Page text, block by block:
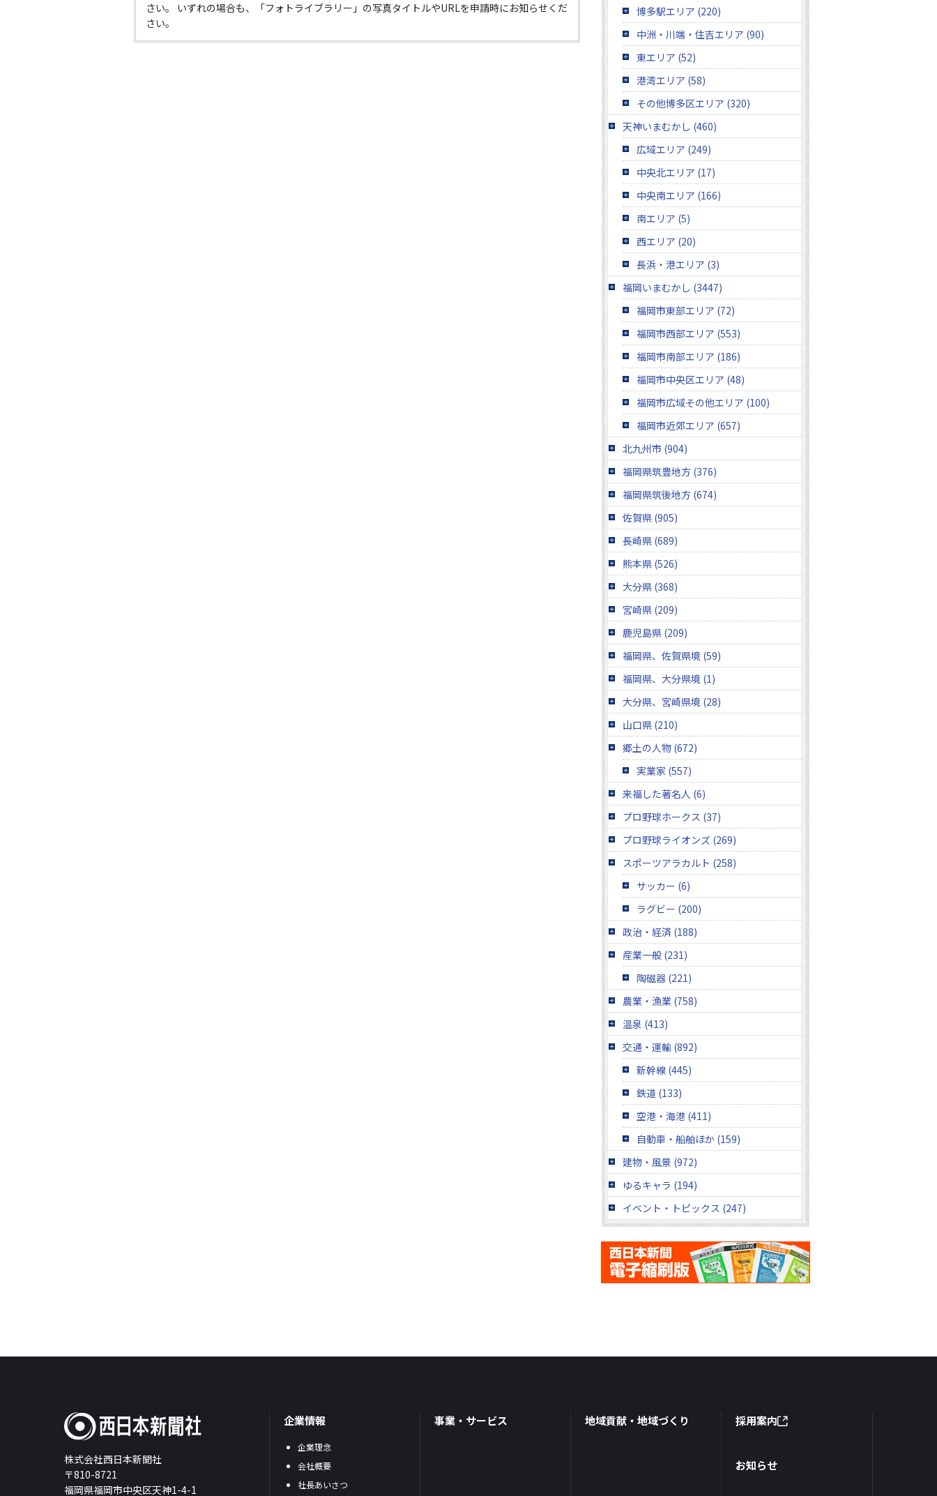
さい。 いずれの場合も、「フォトライブラリー」の写真タイトルやURLを申請時にお知らせくだ
さい。
博多駅エリア (220)
中洲・川端・住吉エリア (90)
東エリア (52)
港湾エリア (58)
その他博多区エリア (320)
天神いまむかし (460)
広域エリア (249)
中央北エリア (17)
中央南エリア (166)
南エリア (5)
西エリア (20)
長浜・港エリア (3)
福岡いまむかし (3447)
福岡市東部エリア (72)
福岡市西部エリア (553)
福岡市南部エリア (186)
福岡市中央区エリア (48)
福岡市広域その他エリア (100)
福岡市近郊エリア (657)
北九州市 (904)
福岡県筑豊地方 (376)
福岡県筑後地方 (674)
佐賀県 (905)
長崎県 (689)
熊本県 (526)
大分県 (368)
宮崎県 (209)
鹿児島県 (209)
福岡県、佐賀県境 (59)
福岡県、大分県境 (1)
大分県、宮崎県境 (28)
山口県 (210)
郷土の人物 (672)
実業家 (557)
来福した著名人 (6)
プロ野球ホークス (37)
プロ野球ライオンズ (269)
スポーツアラカルト (258)
サッカー (6)
ラグビー (200)
政治・経済 (188)
産業一般 (231)
陶磁器 (221)
農業・漁業 (758)
温泉 (413)
交通・運輸 (892)
新幹線 (445)
鉄道 (133)
空港・海港 (411)
自動車・船舶ほか (159)
建物・風景 (972)
ゆるキャラ (194)
イベント・トピックス (247)
株式会社西日本新聞社
〒810-8721
福岡県福岡市中央区天神1-4-1
企業情報
企業理念
会社概要
社長あいさつ
事業・サービス 地域貢献・地域づくり 採用案内
お知らせ